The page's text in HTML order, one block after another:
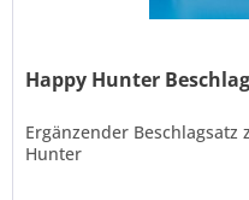
Happy Hunter
Ergänzender
Hunter